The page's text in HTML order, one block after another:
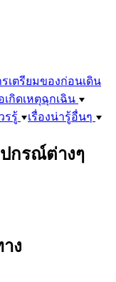
รเตรียมของก่อนเดิน
กิดเหตุฉุกเฉิน
รรู้ เรื่องน่ารู้อื่นๆ
ปกรณ์ต่างๆ
ง